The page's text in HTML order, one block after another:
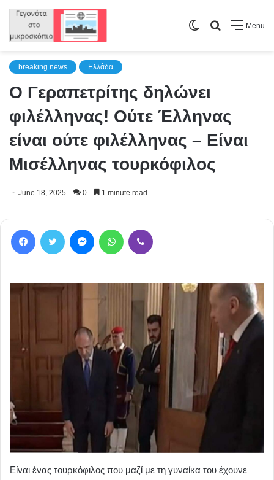
Menu
Search
Switch
breaking news Ελλάδα
Ο Γεραπετρίτης δηλώνει
φιλέλληνας! Ούτε Έλληνας
είναι ούτε φιλέλληνας – Είναι
Μισέλληνας τουρκόφιλος
June 18, 2025 0 1 minute read
Facebook Twitter MessengerWhatsApp
Είναι ένας τουρκόφιλος που μαζί με τη γυναίκα του έχουνε